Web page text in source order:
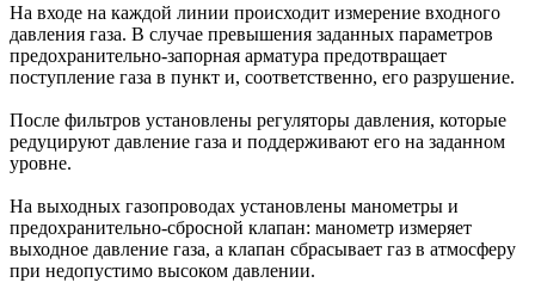
На входе на каждой линии происходит измерение входного
давления газа. В случае превышения заданных параметров
предохранительно-запорная арматура предотвращает
поступление газа в пункт и, соответственно, его разрушение.
После фильтров установлены регуляторы давления, которые
редуцируют давление газа и поддерживают его на заданном
уровне.
На выходных газопроводах установлены манометры и
предохранительно-сбросной клапан: манометр измеряет
выходное давление газа, а клапан сбрасывает газ в атмосферу
при недопустимо высоком давлении.